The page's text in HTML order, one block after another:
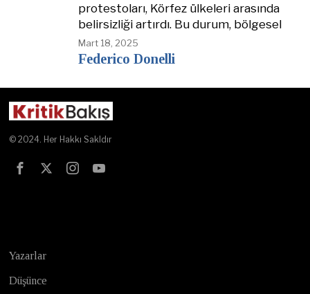
protestoları, Körfez ülkeleri arasında
belirsizliği artırdı. Bu durum, bölgesel
Mart 18, 2025
Federico Donelli
© 2024. Her Hakkı Sakldır
Yazarlar
Düşünce